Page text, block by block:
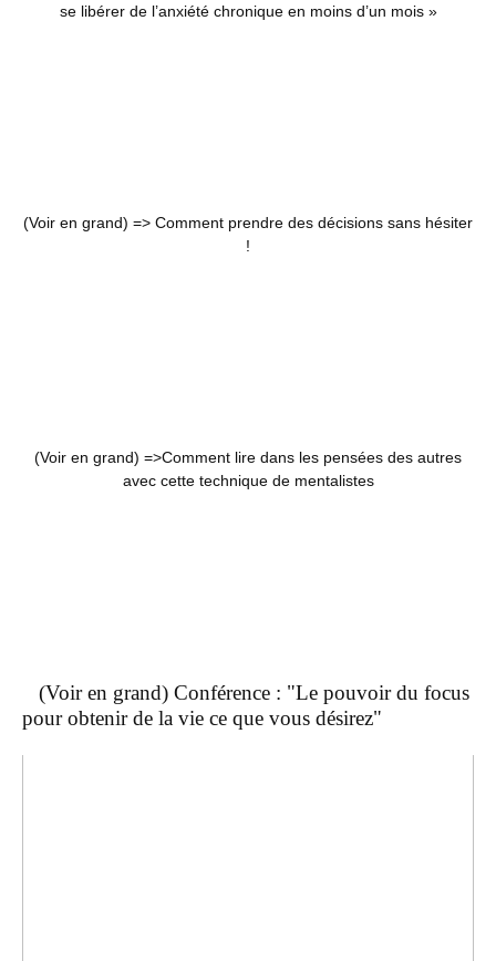
se libérer de l’anxiété chronique en moins d’un mois »
(Voir en grand) => Comment prendre des décisions sans hésiter
!
(Voir en grand) =>Comment lire dans les pensées des autres
avec cette technique de mentalistes
(Voir en grand) Conférence : "Le pouvoir du focus
pour obtenir de la vie ce que vous désirez"